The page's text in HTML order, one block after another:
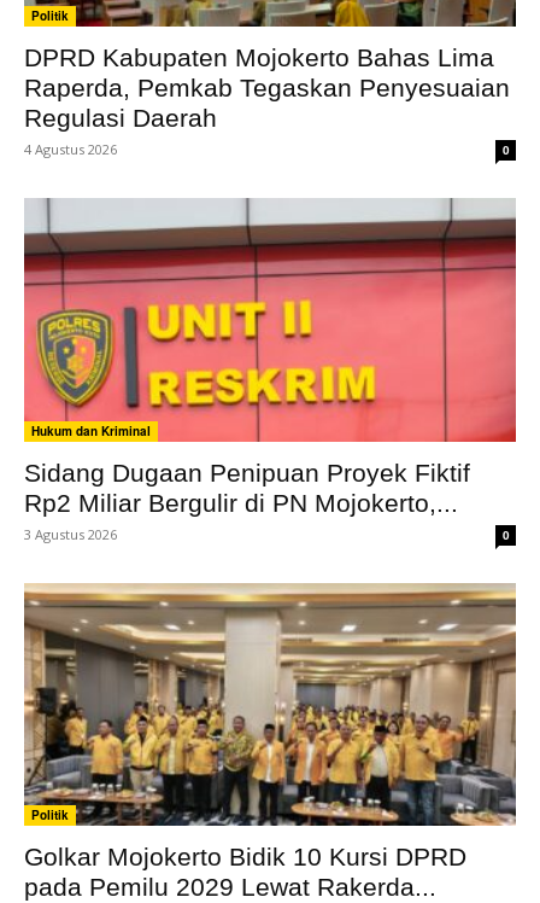
Politik
DPRD Kabupaten Mojokerto Bahas Lima
Raperda, Pemkab Tegaskan Penyesuaian
Regulasi Daerah
4 Agustus 2026 0
Hukum dan Kriminal
Sidang Dugaan Penipuan Proyek Fiktif
Rp2 Miliar Bergulir di PN Mojokerto,...
3 Agustus 2026 0
Politik
Golkar Mojokerto Bidik 10 Kursi DPRD
pada Pemilu 2029 Lewat Rakerda...